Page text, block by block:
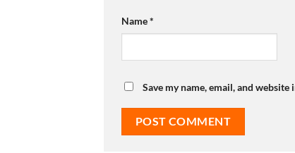
Name*
Save my name, email, and